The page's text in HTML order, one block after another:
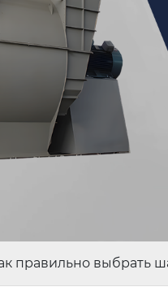
правильно выбрать